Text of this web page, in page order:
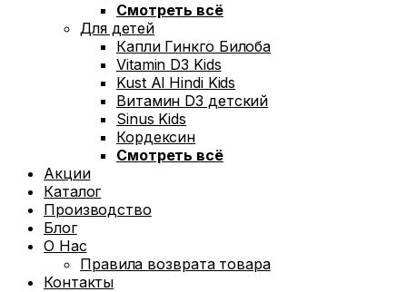
Смотреть всё
Для детей
Капли Гинкго Билоба
Vitamin D3 Kids
Kust Al Hindi Kids
Витамин D3 детский
Sinus Kids
Кордексин
Смотреть всё
Акции
Каталог
Производство
Блог
О Нас
Правила возврата товара
Контакты